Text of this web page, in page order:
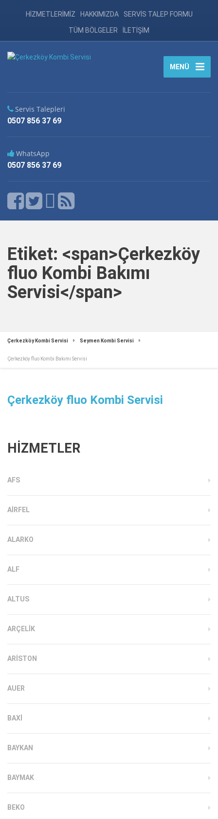
HİZMETLERİMİZ HAKKIMIZDA SERVİS TALEP FORMU
TÜM BÖLGELER İLETİŞİM
MENÜ
Servis Talepleri
0507 856 37 69
WhatsApp
0507 856 37 69
Etiket: <span>Çerkezköy
fluo Kombi Bakımı
Servisi</span>
Çerkezköy Kombi Servisi Seymen Kombi Servisi
Çerkezköy fluo Kombi Bakımı Servisi
Çerkezköy fluo Kombi Servisi
HİZMETLER
AFS
AIRFEL
ALARKO
ALF
ALTUS
ARÇELIK
ARISTON
AUER
BAXI
BAYKAN
BAYMAK
BEKO